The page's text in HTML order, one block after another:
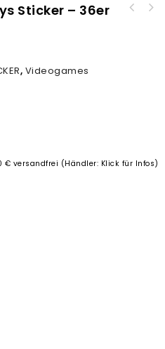
Sticker – 36er
, Videogames
€ versandfrei (Händler: Klick für Infos)